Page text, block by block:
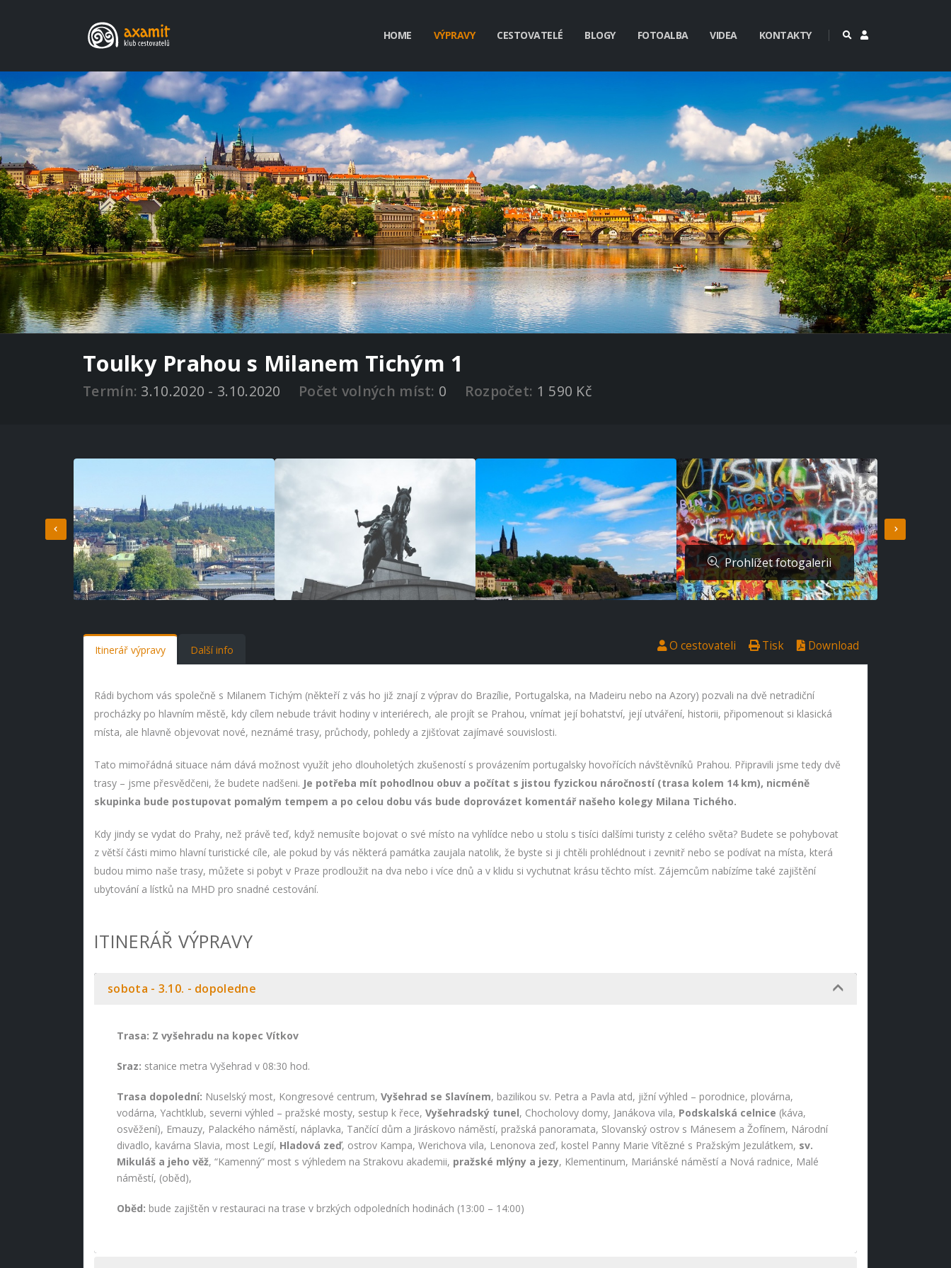
HOME VÝPRAVY CESTOVATELÉ BLOGY FOTOALBA VIDEA KONTAKTY
Toulky Prahou s Milanem Tichým 1
Termín: 3.10.2020 - 3.10.2020 Počet volných míst: 0 Rozpočet: 1 590 Kč
Prohlížet fotogalerii
Itinerář výpravy Další info O cestovateli Tisk Download
Rádi bychom vás společně s Milanem Tichým (někteří z vás ho již znají z výprav do Brazílie, Portugalska, na Madeiru nebo na Azory) pozvali na dvě netradiční
procházky po hlavním městě, kdy cílem nebude trávit hodiny v interiérech, ale projít se Prahou, vnímat její bohatství, její utváření, historii, připomenout si klasická
místa, ale hlavně objevovat nové, neznámé trasy, průchody, pohledy a zjišťovat zajímavé souvislosti.
Tato mimořádná situace nám dává možnost využít jeho dlouholetých zkušeností s provázením portugalsky hovořících návštěvníků Prahou. Připravili jsme tedy dvě
trasy – jsme přesvědčeni, že budete nadšeni. Je potřeba mít pohodlnou obuv a počítat s jistou fyzickou náročností (trasa kolem 14 km), nicméně
skupinka bude postupovat pomalým tempem a po celou dobu vás bude doprovázet komentář našeho kolegy Milana Tichého.
Kdy jindy se vydat do Prahy, než právě teď, když nemusíte bojovat o své místo na vyhlídce nebo u stolu s tisíci dalšími turisty z celého světa? Budete se pohybovat
z větší části mimo hlavní turistické cíle, ale pokud by vás některá památka zaujala natolik, že byste si ji chtěli prohlédnout i zevnitř nebo se podívat na místa, která
budou mimo naše trasy, můžete si pobyt v Praze prodloužit na dva nebo i více dnů a v klidu si vychutnat krásu těchto míst. Zájemcům nabízíme také zajištění
ubytování a lístků na MHD pro snadné cestování.
ITINERÁŘ VÝPRAVY
sobota - 3.10. - dopoledne
Trasa: Z vyšehradu na kopec Vítkov
Sraz: stanice metra Vyšehrad v 08:30 hod.
Trasa dopolední: Nuselský most, Kongresové centrum, Vyšehrad se Slavínem, bazilikou sv. Petra a Pavla atd, jižní výhled – porodnice, plovárna,
vodárna, Yachtklub, severni výhled – pražské mosty, sestup k řece, Vyšehradský tunel, Chocholovy domy, Janákova vila, Podskalská celnice (káva,
osvěžení), Emauzy, Palackého náměstí, náplavka, Tančící dům a Jiráskovo náměstí, pražská panoramata, Slovanský ostrov s Mánesem a Žofínem, Národní
divadlo, kavárna Slavia, most Legií, Hladová zeď, ostrov Kampa, Werichova vila, Lenonova zeď, kostel Panny Marie Vítězné s Pražským Jezulátkem, sv.
Mikuláš a jeho věž, “Kamenný” most s výhledem na Strakovu akademii, pražské mlýny a jezy, Klementinum, Mariánské náměstí a Nová radnice, Malé
náměstí, (oběd),
Oběd: bude zajištěn v restauraci na trase v brzkých odpoledních hodinách (13:00 – 14:00)